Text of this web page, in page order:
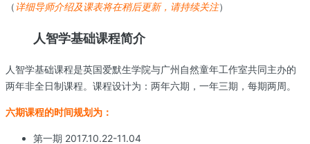
（详细导师介绍及课表将在稍后更新，请持续关注）
人智学基础课程简介
人智学基础课程是英国爱默生学院与广州自然童年工作室共同主办的
两年非全日制课程。课程设计为：两年六期，一年三期，每期两周。
六期课程的时间规划为：
第一期 2017.10.22-11.04